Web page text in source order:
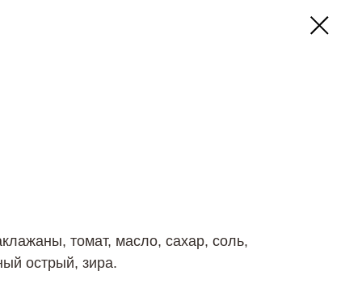
томат, масло, сахар, соль,
острый, зира.